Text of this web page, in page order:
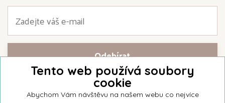
Přihlašte se k našemu newsletteru a buďte jako první informováni o
nejnovějších kolekcích svíček a aktualitách z rodinné firmy Unipar.
Tento web používá soubory
cookie
Abychom Vám návštěvu na našem webu co nejvíce